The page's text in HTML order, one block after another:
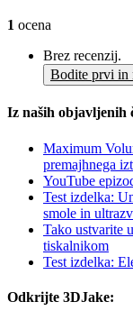
1 ocena
Brez recenzij.
Bodite prvi in
Iz naših objavljenih
Maximum
premajhnega
YouTube
Test izdelka:
smole in
Tako ustvarite
tiskalnikom
Test izdelka:
Odkrijte 3DJake: